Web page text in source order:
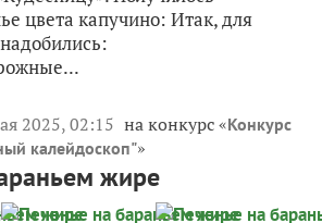
цвета капучино: Итак, для
2025, 02:15 на конкурс «Конкурс
калейдоскоп"»
жире